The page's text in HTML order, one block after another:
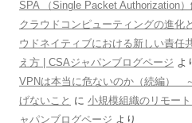
SPA （Single Packet Authorization）
クラウドコンピューティングの進化
ウドネイティブにおける新しい責任
え方 | CSAジャパンブログページ よ
VPNは本当に危ないのか（続編）
げないこと に 小規模組織のリモー
ャパンブログページ より